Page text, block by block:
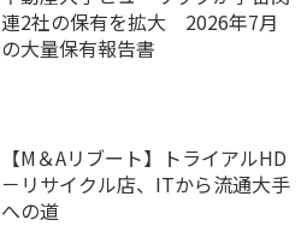
連2社の保有を拡大 2026年7月
の大量保有報告書
【M＆Aリブート】トライアルHD
－リサイクル店、ITから流通大手
への道